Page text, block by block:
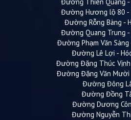
Đường Hương lộ 80 -
Đường Rỗng Bàng -
Đường Quang Trung -
Đường Phạm Văn Sáng
Đường Lê Lợi -
Đường Đặng Thúc Vịnh
Đường Đặng Văn Mười
Đường Đông
Đường Đồng
Đường Dương
Đường Nguyễn